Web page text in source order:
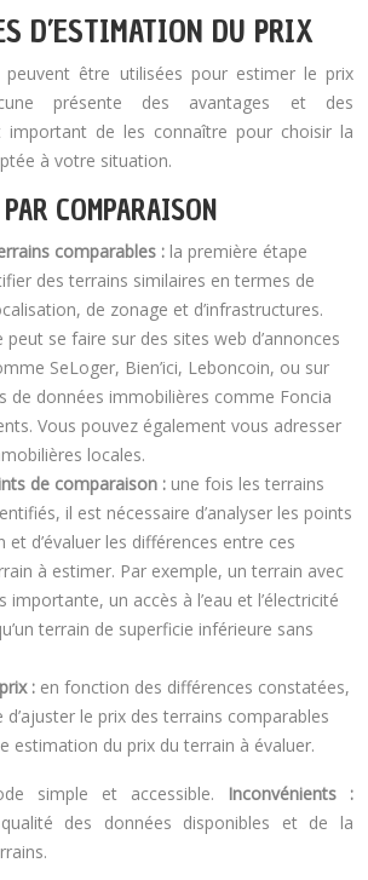
D’ESTIMATION DU PRIX
peuvent être utilisées pour estimer le prix
présente des avantages et des
important de les connaître pour choisir la
à votre situation.
COMPARAISON
comparables : la première étape
des terrains similaires en termes de
de zonage et d’infrastructures.
peut se faire sur des sites web d’annonces
SeLoger, Bien’ici, Leboncoin, ou sur
de données immobilières comme Foncia
Vous pouvez également vous adresser
locales.
de comparaison : une fois les terrains
il est nécessaire d’analyser les points
et d’évaluer les différences entre ces
à estimer. Par exemple, un terrain avec
importante, un accès à l’eau et l’électricité
terrain de superficie inférieure sans
: en fonction des différences constatées,
d’ajuster le prix des terrains comparables
estimation du prix du terrain à évaluer.
simple et accessible.
Inconvénients :
des données disponibles et de la